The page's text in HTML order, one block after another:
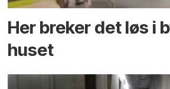
Her breker det løs i
huset